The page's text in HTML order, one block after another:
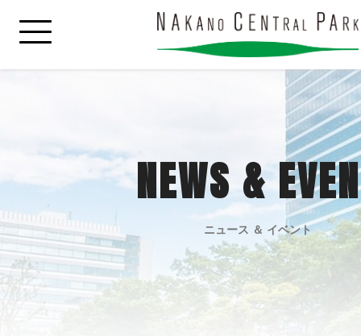
NEWS &
ニュース ＆ イベント